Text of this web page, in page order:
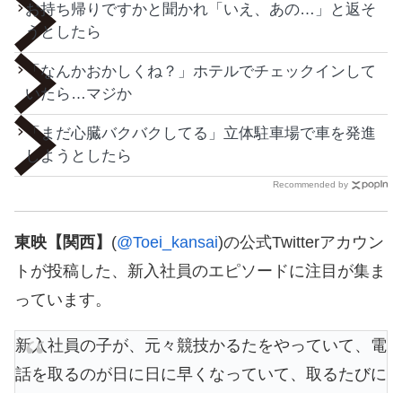
お持ち帰りですかと聞かれ「いえ、あの…」と返そ
うとしたら
「なんかおかしくね？」ホテルでチェックインして
いたら…マジか
「まだ心臓バクバクしてる」立体駐車場で車を発進
しようとしたら
Recommended by
東映【関西】 (@Toei_kansai)の公式Twitterアカウン
トが投稿した、新入社員のエピソードに注目が集ま
っています。
新入社員の子が、元々競技かるたをやっていて、電
話を取るのが日に日に早くなっていて、取るたびに